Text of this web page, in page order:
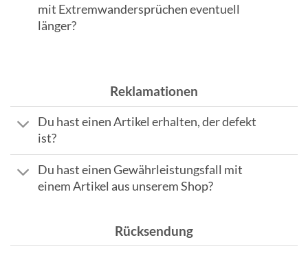
mit Extremwandersprüchen eventuell
länger?
Reklamationen
Du hast einen Artikel erhalten, der defekt
ist?
Du hast einen Gewährleistungsfall mit
einem Artikel aus unserem Shop?
Rücksendung